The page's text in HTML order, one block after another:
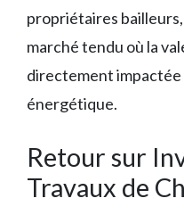
propriétaires
marché tendu où la
directement impactée
énergétique.
Retour sur
Travaux de